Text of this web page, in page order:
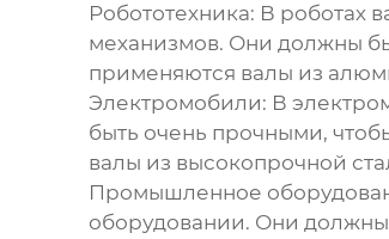
Робототехника: В роботах
механизмов. Они должны
применяются валы из
Электромобили: В
быть очень прочными,
валы из высокопрочной
Промышленное
оборудовании. Они должны